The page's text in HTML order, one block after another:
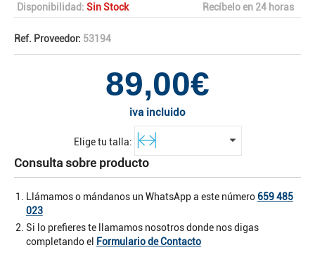
Disponibilidad: Sin Stock Recíbelo en 24 horas
Ref. Proveedor: 53194
89,00€
iva incluido
Elige tu talla:
Consulta sobre producto
Llámamos o mándanos un WhatsApp a este número 659 485
023
Si lo prefieres te llamamos nosotros donde nos digas
completando el
Formulario de Contacto